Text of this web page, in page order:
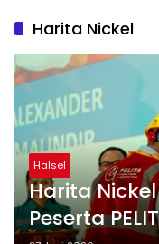
Harita Nickel
Halsel
Harita
Peserta